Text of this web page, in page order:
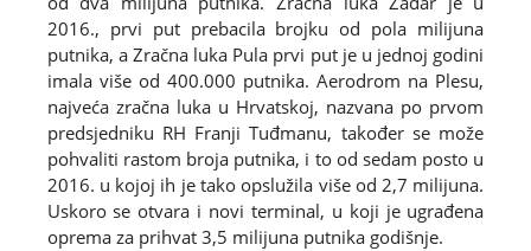
2016., prvi put prebacila brojku od pola milijuna
putnika, a Zračna luka Pula prvi put je u jednoj godini
imala više od 400.000 putnika. Aerodrom na Plesu,
najveća zračna luka u Hrvatskoj, nazvana po prvom
predsjedniku RH Franji Tuđmanu, također se može
pohvaliti rastom broja putnika, i to od sedam posto u
2016. u kojoj ih je tako opslužila više od 2,7 milijuna.
Uskoro se otvara i novi terminal, u koji je ugrađena
oprema za prihvat 3,5 milijuna putnika godišnje.